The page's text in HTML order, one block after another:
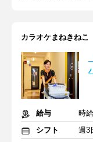
カラオケまねきね
給与
シフト